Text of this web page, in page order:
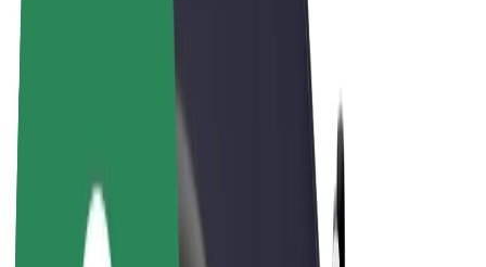
Bolt for Business
El-sykler